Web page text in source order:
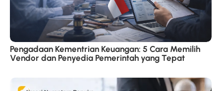
Pengadaan Kementrian Keuangan: 5 Cara Memilih
Vendor dan Penyedia Pemerintah yang Tepat